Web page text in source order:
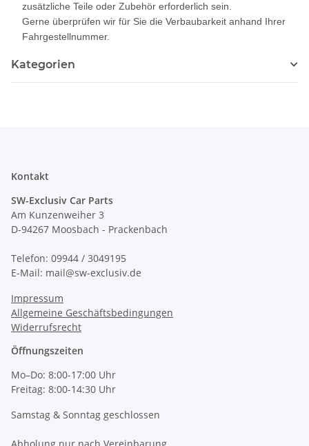
zusätzliche Teile oder Zubehör erforderlich sein.
Gerne überprüfen wir für Sie die Verbaubarkeit anhand Ihrer
Fahrgestellnummer.
Kategorien
Kontakt
SW-Exclusiv Car Parts
Am Kunzenweiher 3
D-94267 Moosbach - Prackenbach
Telefon: 09944 / 3049195
E-Mail: mail@sw-exclusiv.de
Impressum
Allgemeine Geschäftsbedingungen
Widerrufsrecht
Öffnungszeiten
Mo–Do: 8:00-17:00 Uhr
Freitag: 8:00-14:30 Uhr
Samstag & Sonntag geschlossen